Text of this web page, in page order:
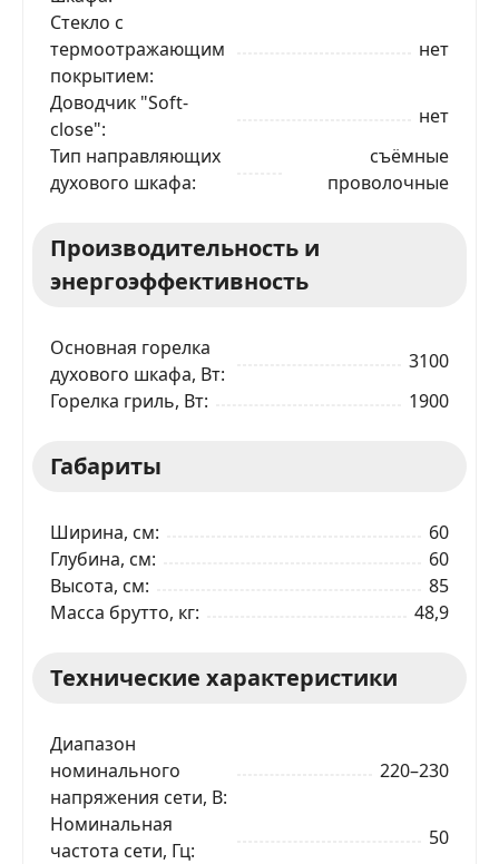
Стекло с
термоотражающим
покрытием
нет
Доводчик "Soft-
close"
нет
Тип направляющих
духового шкафа
съёмные
проволочные
Производительность и
энергоэффективность
Основная горелка
духового шкафа, Вт
3100
Горелка гриль, Вт
1900
Габариты
Ширина, см
60
Глубина, см
60
Высота, см
85
Масса брутто, кг
48,9
Технические характеристики
Диапазон
номинального
напряжения сети, В
220–230
Номинальная
частота сети, Гц
50
Я даю согласие на обработку моих персональных
данных в соответствии
площадки
ОТПРАВИТЬ ЗАЯВКУ